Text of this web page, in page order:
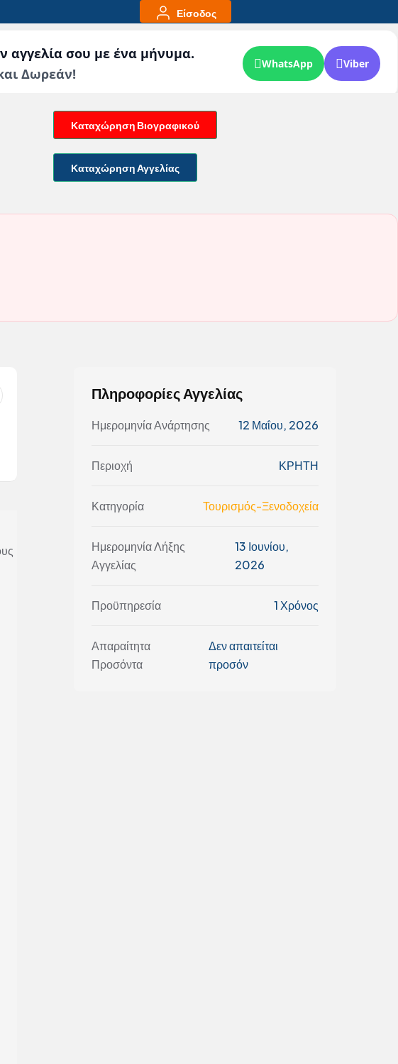
Είσοδος
αγγελία σου με ένα μήνυμα.
Δωρεάν!
WhatsApp Viber
Καταχώρηση Βιογραφικού
Καταχώρηση Αγγελίας
Πληροφορίες Αγγελίας
Ημερομηνία Ανάρτησης 12 Μαΐου, 2026
Περιοχή ΚΡΗΤΗ
Κατηγορία Τουρισμός-Ξενοδοχεία
Ημερομηνία Λήξης
Αγγελίας
13 Ιουνίου,
2026
Προϋπηρεσία 1 Χρόνος
Απαραίτητα
Προσόντα
Δεν απαιτείται
προσόν